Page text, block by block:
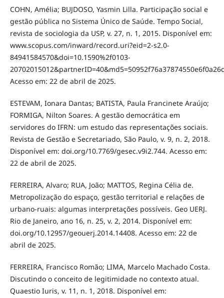
COHN, Amélia; BUJDOSO, Yasmin Lilla. Participação social e
gestão pública no Sistema Único de Saúde. Tempo Social,
revista de sociologia da USP, v. 27, n. 1, 2015. Disponível em:
www.scopus.com/inward/record.uri?eid=2-s2.0-
84941584570&doi=10.1590%2f0103-
Acesso em: 22 de abril de 2025.
ESTEVAM, Ionara Dantas; BATISTA, Paula Francinete Araújo;
FORMIGA, Nilton Soares. A gestão democrática em
servidores do IFRN: um estudo das representações sociais.
Revista de Gestão e Secretariado, São Paulo, v. 9, n. 2, 2018.
Disponível em: doi.org/10.7769/gesec.v9i2.744. Acesso em:
22 de abril de 2025.
FERREIRA, Alvaro; RUA, João; MATTOS, Regina Célia de.
Metropolização do espaço, gestão territorial e relações de
urbano-ruais: algumas interpretações possíveis. Geo UERJ.
Rio de Janeiro, ano 16, n. 25, v. 2, 2014. Disponível em:
doi.org/10.12957/geouerj.2014.14408. Acesso em: 22 de
abril de 2025.
FERREIRA, Francisco Romão; LIMA, Marcelo Machado Costa.
Discutindo o conceito de legitimidade no contexto atual.
Quaestio Iuris, v. 11, n. 1, 2018. Disponível em: